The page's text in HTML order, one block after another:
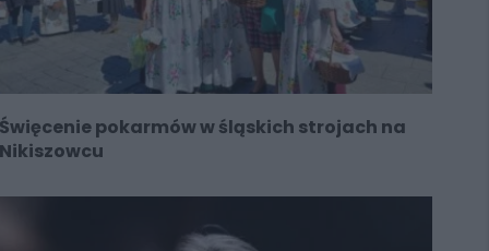
Święcenie pokarmów w śląskich strojach na
Nikiszowcu